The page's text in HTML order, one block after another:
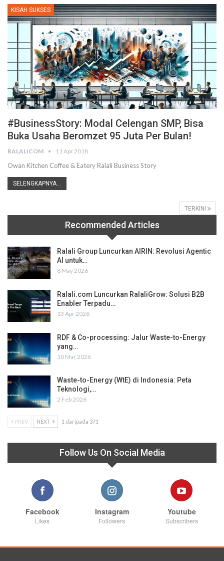
KISAH SUKSES
#BusinessStory: Modal Celengan SMP, Bisa
Buka Usaha Beromzet 95 Juta Per Bulan!
RALALICOM 11 Apr 2018
Owan Kitchen Coffee & Eatery Ralali Business Story
SELENGKAPNYA...
TERKINI
Recommended Articles
Ralali Group Luncurkan AIRIN: Revolusi Agentic
AI untuk…
8 May 2026
Ralali.com Luncurkan RalaliGrow: Solusi B2B
Enabler Terpadu…
13 Apr 2026
RDF & Co-processing: Jalur Waste-to-Energy
yang…
10 Mar 2026
Waste-to-Energy (WtE) di Indonesia: Peta
Teknologi,…
2 Feb 2026
PREV NEXT 1 daripada 371
Follow Us On Social Media
Facebook
Likes
Instagram
Followers
Youtube
Subscribers